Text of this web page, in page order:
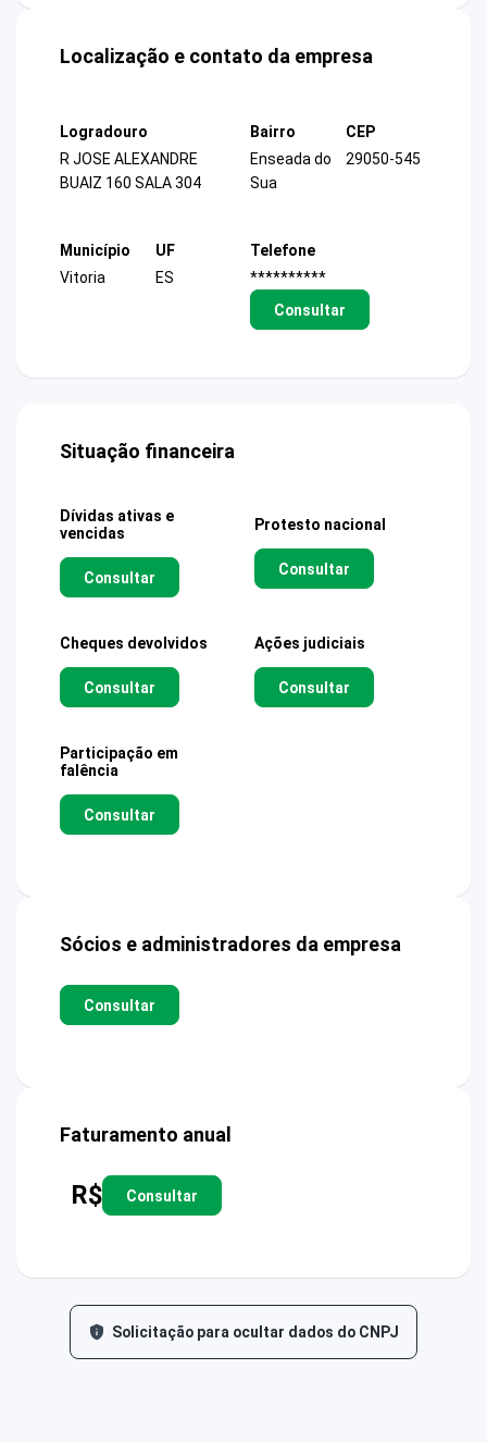
Localização e contato da empresa
Logradouro
R JOSE ALEXANDRE
BUAIZ 160 SALA 304
Bairro
Enseada do
Sua
CEP
29050-545
Município
Vitoria
UF
ES
Telefone
**********
Consultar
Situação financeira
Dívidas ativas e
vencidas
Consultar
Protesto nacional
Consultar
Cheques devolvidos
Consultar
Ações judiciais
Consultar
Participação em
falência
Consultar
Sócios e administradores da empresa
Consultar
Faturamento anual
R$ Consultar
Solicitação para ocultar dados do CNPJ